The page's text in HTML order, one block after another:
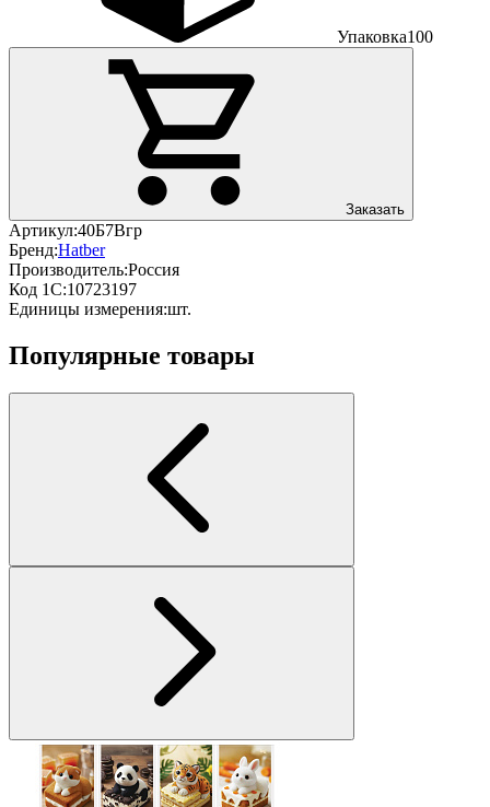
Упаковка100
Заказать
Артикул:40Б7Вгр
Бренд:Hatber
Производитель:Россия
Код 1С:10723197
Единицы измерения:шт.
Популярные товары